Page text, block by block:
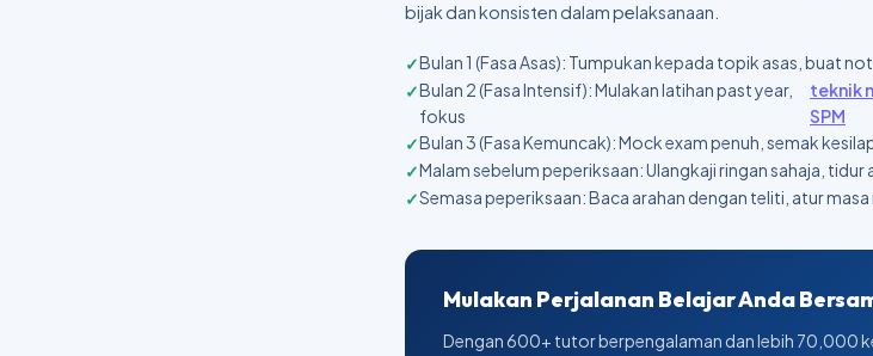
bijak dan konsisten dalam pelaksanaan.
Bulan 1 (Fasa Asas): Tumpukan kepada topik asas, buat
Bulan 2 (Fasa Intensif): Mulakan latihan past year,
fokus
teknik
SPM
Bulan 3 (Fasa Kemuncak): Mock exam penuh, semak
Malam sebelum peperiksaan: Ulangkaji ringan sahaja, tidur
Semasa peperiksaan: Baca arahan dengan teliti, atur
Mulakan Perjalanan Belajar Anda
Dengan 600+ tutor berpengalaman dan lebih 70,000